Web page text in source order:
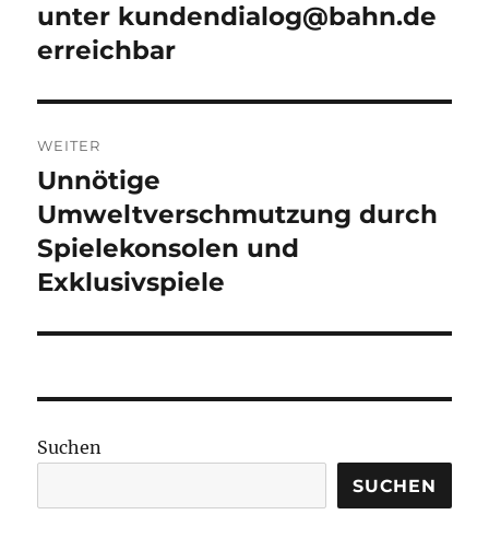
Beitrag:
unter kundendialog@bahn.de
erreichbar
WEITER
Nächster
Beitrag:
Unnötige
Umweltverschmutzung durch
Spielekonsolen und
Exklusivspiele
Suchen
SUCHEN